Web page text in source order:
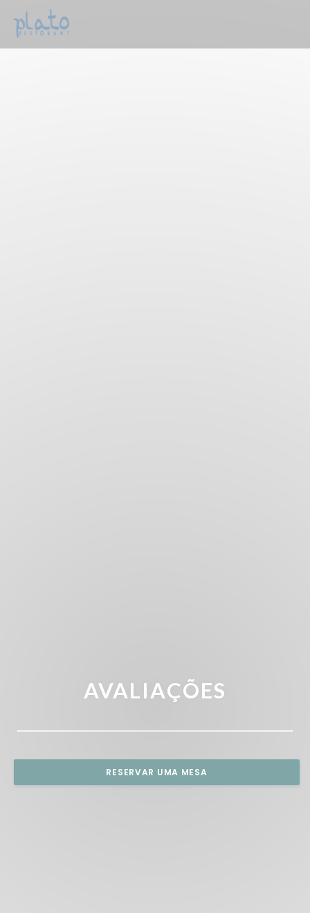
Painel de Gerenciamento de Cookies
AVALIAÇÕES
RESERVAR UMA MESA